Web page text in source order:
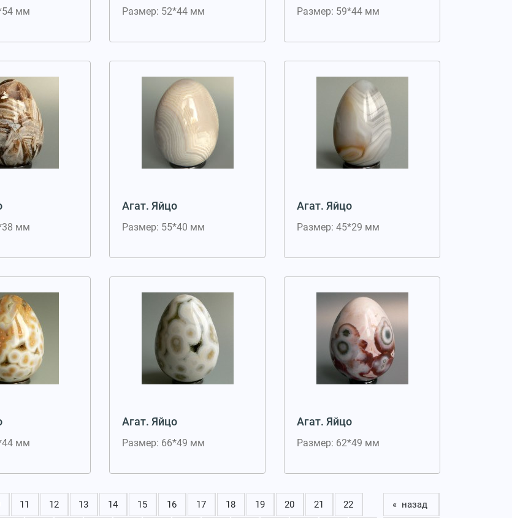
мм Размер: 52*44 мм Размер: 59*44 мм
мм
Агат. Яйцо
Размер: 55*40 мм
Агат. Яйцо
Размер: 45*29 мм
мм
Агат. Яйцо
Размер: 66*49 мм
Агат. Яйцо
Размер: 62*49 мм
11 12 13 14 15 16 17 18 19 20 21 22 « назад